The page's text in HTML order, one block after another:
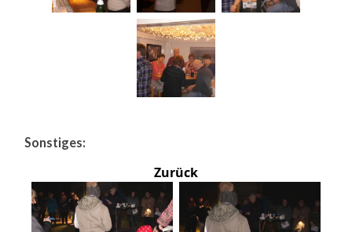
Sonstiges:
Zurück